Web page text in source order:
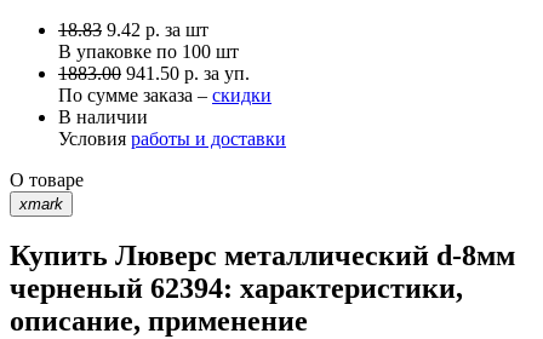
18.83 9.42 р. за шт
В упаковке по 100 шт
1883.00 941.50 р. за уп.
По сумме заказа – скидки
В наличии
Условия работы и доставки
О товаре
xmark
Купить Люверс металлический d-8мм
черненый 62394: характеристики,
описание, применение